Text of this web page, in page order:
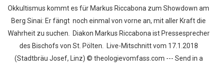
Okkultismus kommt es für Markus Riccabona zum Showdown am
Berg Sinai: Er fängt noch einmal von vorne an, mit aller Kraft die
Wahrheit zu suchen. Diakon Markus Riccabona ist Pressesprecher
des Bischofs von St. Pölten. Live-Mitschnitt vom 17.1.2018
(Stadtbräu Josef, Linz) © theologievomfass.com --- Send in a